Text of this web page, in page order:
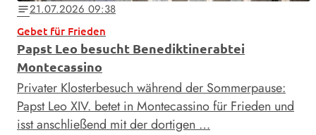
notes21.07.2026 09:38
Gebet für Frieden
Papst Leo besucht Benediktinerabtei
Montecassino
Privater Klosterbesuch während der Sommerpause:
Papst Leo XIV. betet in Montecassino für Frieden und
isst anschließend mit der dortigen …